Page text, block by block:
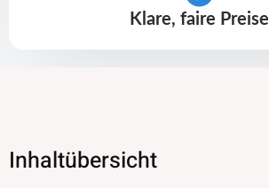
Klare, faire Preise
Inhaltübersicht